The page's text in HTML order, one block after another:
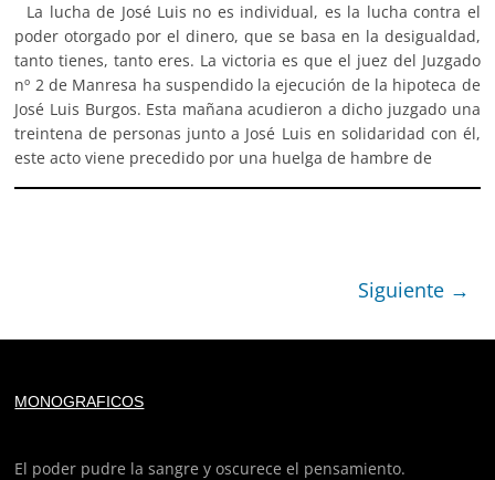
La lucha de José Luis no es individual, es la lucha contra el
poder otorgado por el dinero, que se basa en la desigualdad,
tanto tienes, tanto eres. La victoria es que el juez del Juzgado
nº 2 de Manresa ha suspendido la ejecución de la hipoteca de
José Luis Burgos. Esta mañana acudieron a dicho juzgado una
treintena de personas junto a José Luis en solidaridad con él,
este acto viene precedido por una huelga de hambre de
Siguiente →
MONOGRAFICOS
El poder pudre la sangre y oscurece el pensamiento.
of type string is deprecated in
rgpd/lib/vendor/Mustache/Tokenizer.phpon line